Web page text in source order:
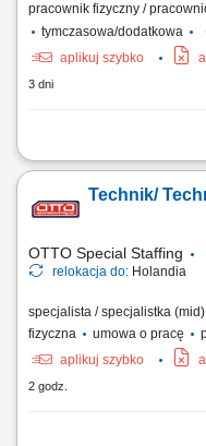
pracownik fizyczny /
tymczasowa/dodatkowa
aplikuj szybko
3 dni
Zadania w pracy: Instalacje
Technik/
OTTO Special Staffing
relokacja do: Holandia
specjalista / specjalistka
fizyczna
umowa o pracę
aplikuj szybko
2 godz.